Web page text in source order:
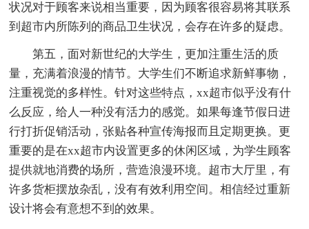
状况对于顾客来说相当重要，因为顾客很容易将其联系
到超市内所陈列的商品卫生状况，会存在许多的疑虑。
第五，面对新世纪的大学生，更加注重生活的质
量，充满着浪漫的情节。大学生们不断追求新鲜事物，
注重视觉的多样性。针对这些特点，xx超市似乎没有什
么反应，给人一种没有活力的感觉。如果每逢节假日进
行打折促销活动，张贴各种宣传海报而且定期更换。更
重要的是在xx超市内设置更多的休闲区域，为学生顾客
提供就地消费的场所，营造浪漫环境。超市大厅里，有
许多货柜摆放杂乱，没有有效利用空间。相信经过重新
设计将会有意想不到的效果。